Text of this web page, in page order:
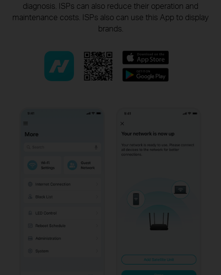
diagnosis. ISPs can also reduce their operation and
maintenance costs. ISPs also can use this App to display
brands.